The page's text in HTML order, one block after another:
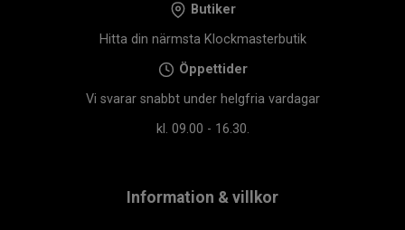
Butiker
Hitta din närmsta Klockmasterbutik
Öppettider
Vi svarar snabbt under helgfria vardagar
kl. 09.00 - 16.30.
Information & villkor